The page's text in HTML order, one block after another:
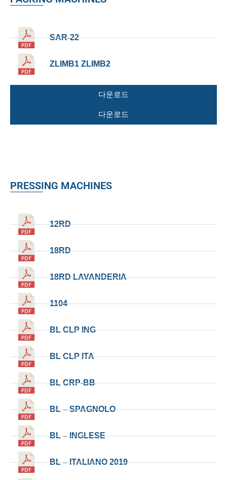
SAR-22
ZLIMB1 ZLIMB2
다운로드
다운로드
PRESSING MACHINES
12RD
18RD
18RD LAVANDERIA
1104
BL CLP ING
BL CLP ITA
BL CRP-BB
BL – SPAGNOLO
BL – INGLESE
BL – ITALIANO 2019